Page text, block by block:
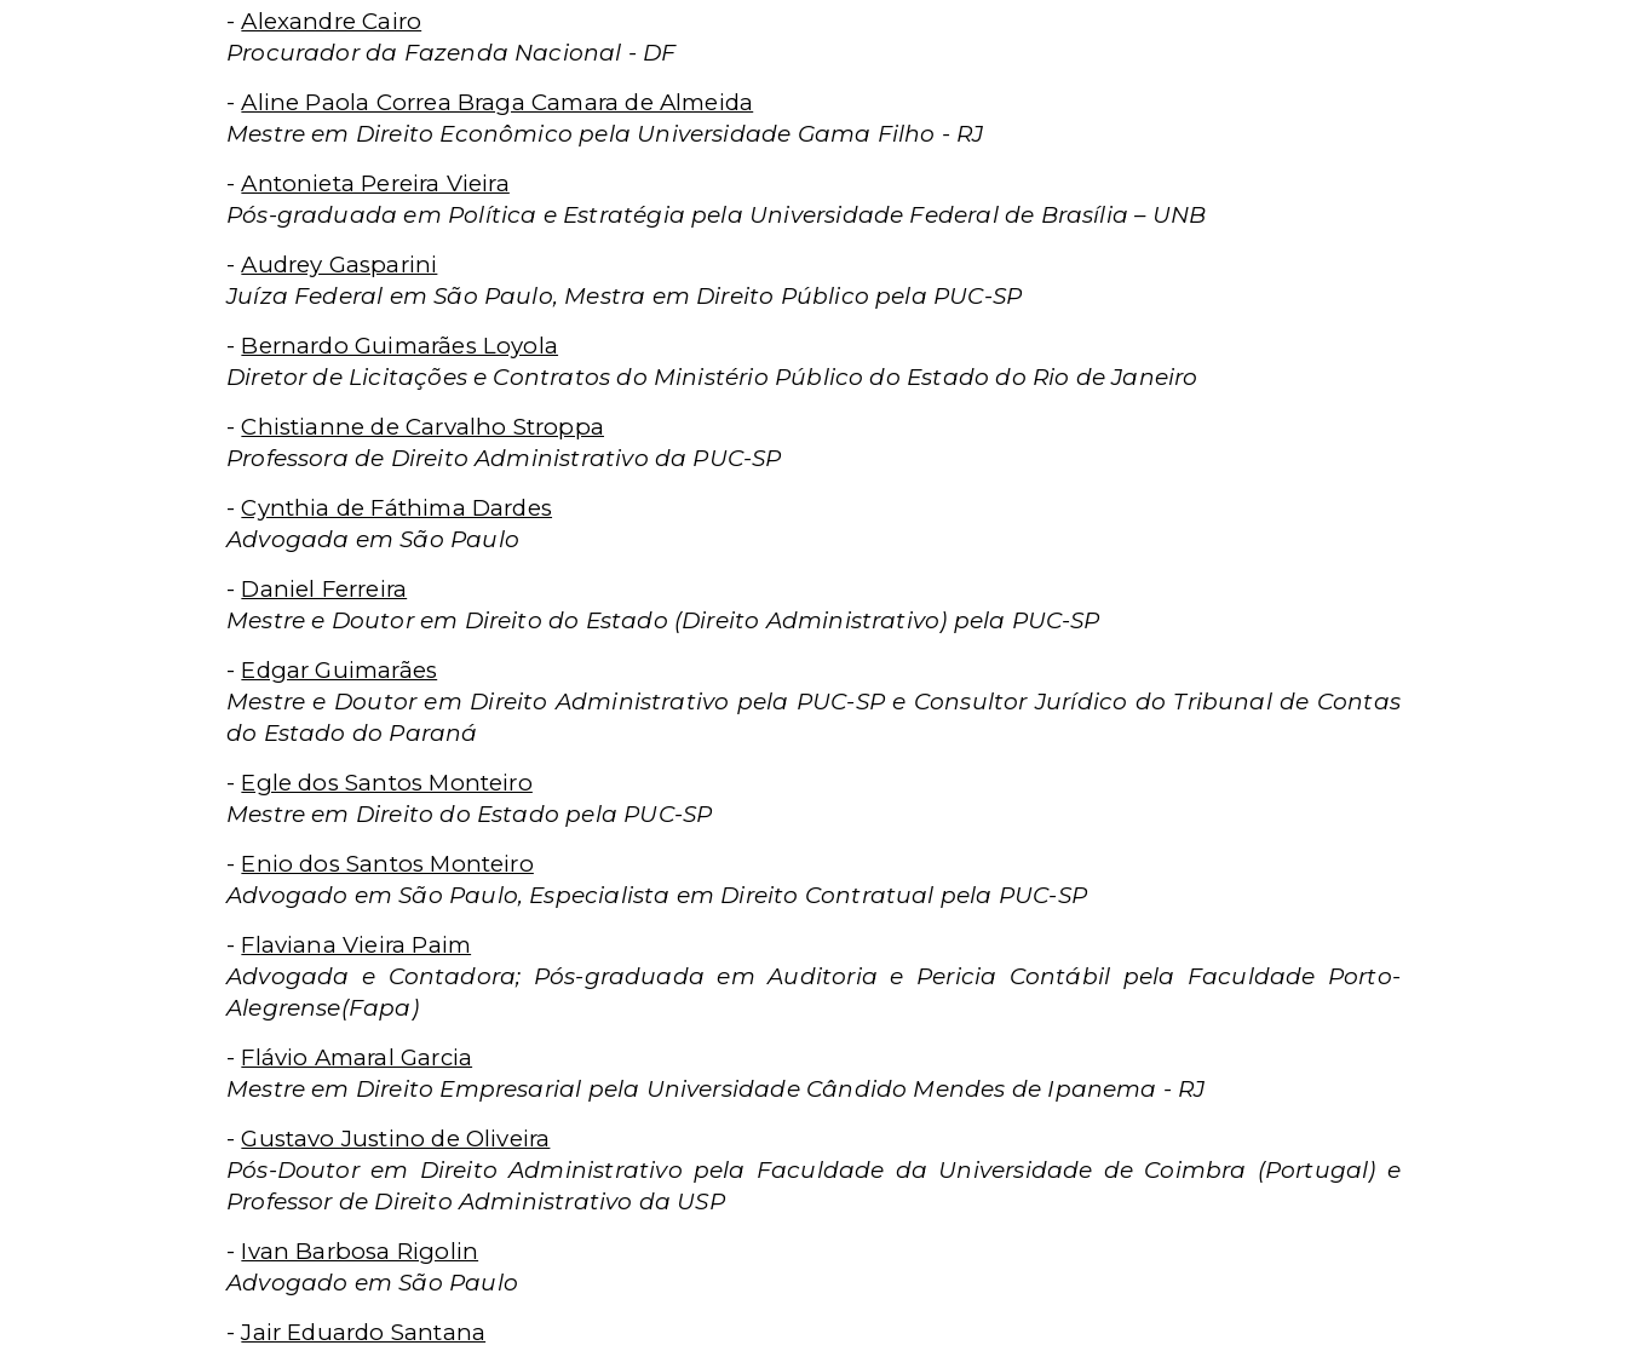
-Alexandre Cairo
Procurador da Fazenda Nacional - DF
-Aline Paola Correa Braga Camara de Almeida
Mestre em Direito Econômico pela Universidade Gama Filho - RJ
-Antonieta Pereira Vieira
Pós-graduada em Política e Estratégia pela Universidade Federal de Brasília – UNB
-Audrey Gasparini
Juíza Federal em São Paulo, Mestra em Direito Público pela PUC-SP
- Bernardo Guimarães Loyola
Diretor de Licitações e Contratos do Ministério Público do Estado do Rio de Janeiro
-Chistianne de Carvalho Stroppa
Professora de Direito Administrativo da PUC-SP
-Cynthia de Fáthima Dardes
Advogada em São Paulo
- Daniel Ferreira
Mestre e Doutor em Direito do Estado (Direito Administrativo) pela PUC-SP
- Edgar Guimarães
Mestre e Doutor em Direito Administrativo pela PUC-SP e Consultor Jurídico do Tribunal de Contas
do Estado do Paraná
- Egle dos Santos Monteiro
Mestre em Direito do Estado pela PUC-SP
- Enio dos Santos Monteiro
Advogado em São Paulo, Especialista em Direito Contratual pela PUC-SP
- Flaviana Vieira Paim
Advogada e Contadora; Pós-graduada em Auditoria e Pericia Contábil pela Faculdade Porto-
Alegrense(Fapa)
- Flávio Amaral Garcia
Mestre em Direito Empresarial pela Universidade Cândido Mendes de Ipanema - RJ
-Gustavo Justino de Oliveira
Pós-Doutor em Direito Administrativo pela Faculdade da Universidade de Coimbra (Portugal) e
Professor de Direito Administrativo da USP
- Ivan Barbosa Rigolin
Advogado em São Paulo
-Jair Eduardo Santana